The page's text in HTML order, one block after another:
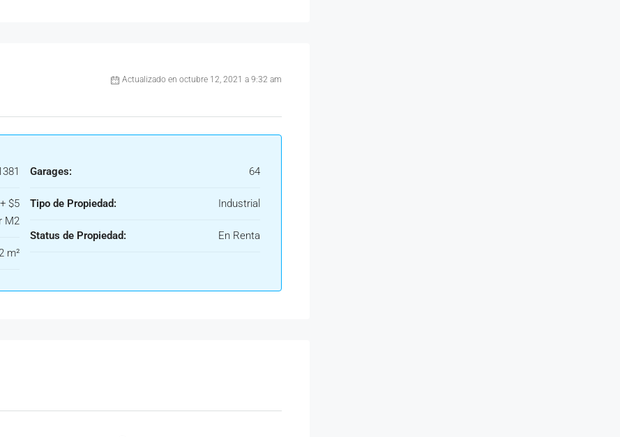
Actualizado en octubre 12, 2021 a 9:32 am
$5
M2
m²
Garages: 64
Tipo de Propiedad: Industrial
Status de Propiedad: En Renta